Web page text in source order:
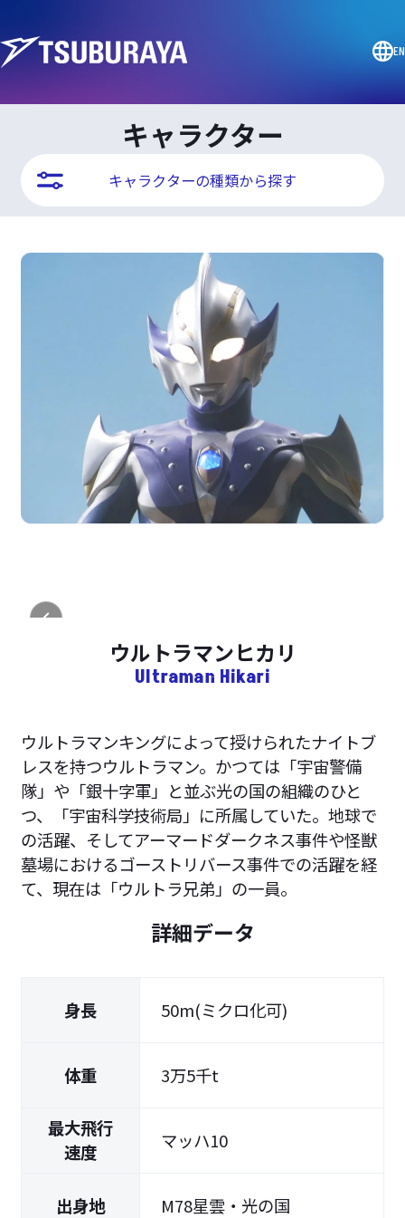
EN
キャラクター
キャラクターの種類から探す
ウルトラマンヒカリ
Ultraman Hikari
ウルトラマンキングによって授けられたナイトブ
レスを持つウルトラマン。かつては「宇宙警備
隊」や「銀十字軍」と並ぶ光の国の組織のひと
つ、「宇宙科学技術局」に所属していた。地球で
の活躍、そしてアーマードダークネス事件や怪獣
墓場におけるゴーストリバース事件での活躍を経
て、現在は「ウルトラ兄弟」の一員。
詳細データ
身長 50m(ミクロ化可)
体重 3万5千t
最大飛行
速度
マッハ10
出身地 M78星雲・光の国